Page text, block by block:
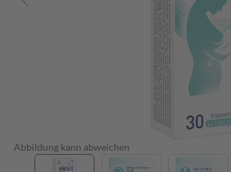
Abbildung kann abweichen